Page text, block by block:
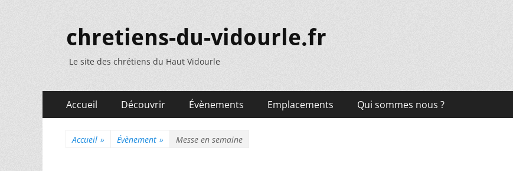
chretiens-du-vidourle.fr
Le site des chrétiens du Haut Vidourle
Menu
principal
Accueil Découvrir Évènements Emplacements Qui sommes nous ?
Accueil » Évènement » Messe en semaine